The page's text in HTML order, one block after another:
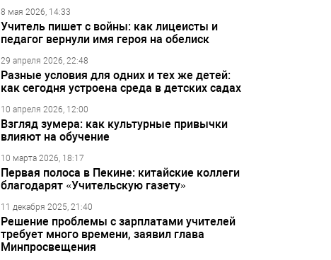
8 мая 2026, 14:33
Учитель пишет с войны: как лицеисты и
педагог вернули имя героя на обелиск
29 апреля 2026, 22:48
Разные условия для одних и тех же детей:
как сегодня устроена среда в детских садах
10 апреля 2026, 12:00
Взгляд зумера: как культурные привычки
влияют на обучение
10 марта 2026, 18:17
Первая полоса в Пекине: китайские коллеги
благодарят «Учительскую газету»
11 декабря 2025, 21:40
Решение проблемы с зарплатами учителей
требует много времени, заявил глава
Минпросвещения